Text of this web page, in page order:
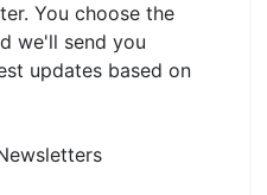
You choose the
we'll send you
updates based on